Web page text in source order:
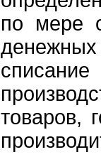
по мере
денежных
товаров,